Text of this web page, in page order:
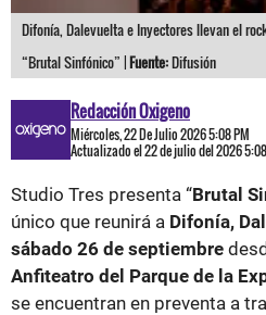
Difonía, Dalevuelta e Inyectores llevan el
“Brutal Sinfónico” |Fuente:Difusión
Redacción Oxigeno
Miércoles, 22 De Julio 2026 5:08 PM
Actualizado el 22 de julio del 2026
Studio Tres presenta “Brutal
único que reunirá a Difonía,
sábado 26 de septiembre
Anfiteatro del Parque de la
se encuentran en preventa a